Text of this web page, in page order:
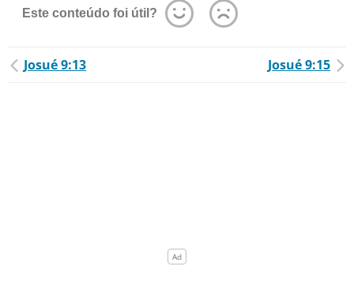
Este conteúdo foi útil?
Josué 9:13 Josué 9:15